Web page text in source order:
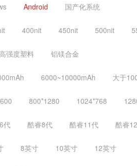
Android 国产化系统
400nit 450nit 500nit
强度塑料 铝镁合金
6000~10000mAh 大于
800*1280 1024*768
代 酷睿8代 酷睿11代 酷睿
8英寸 10英寸 12英寸